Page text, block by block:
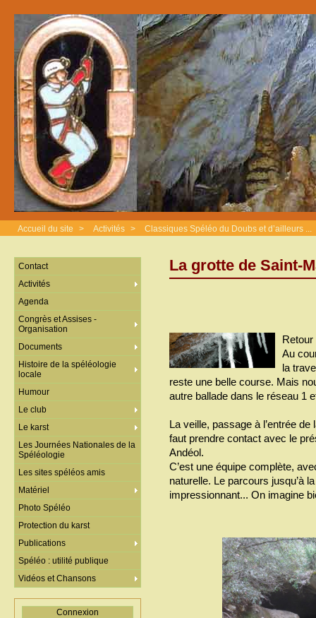
Accueil du site > Activités > Classiques Spéléo du Doubs et d’ailleurs ...
La grotte de Saint-
Au
la
reste une belle course. Mais
autre ballade dans le réseau 1
La veille, passage à l’entrée
faut prendre contact avec le
Andéol.
C’est une équipe complète,
naturelle. Le parcours jusqu’à
impressionnant... On imagine
Contact
Activités
Agenda
Congrès et Assises -
Organisation
Documents
Histoire de la spéléologie
locale
Humour
Le club
Le karst
Les Journées Nationales de la
Spéléologie
Les sites spéléos amis
Matériel
Photo Spéléo
Protection du karst
Publications
Spéléo : utilité publique
Vidéos et Chansons
Connexion